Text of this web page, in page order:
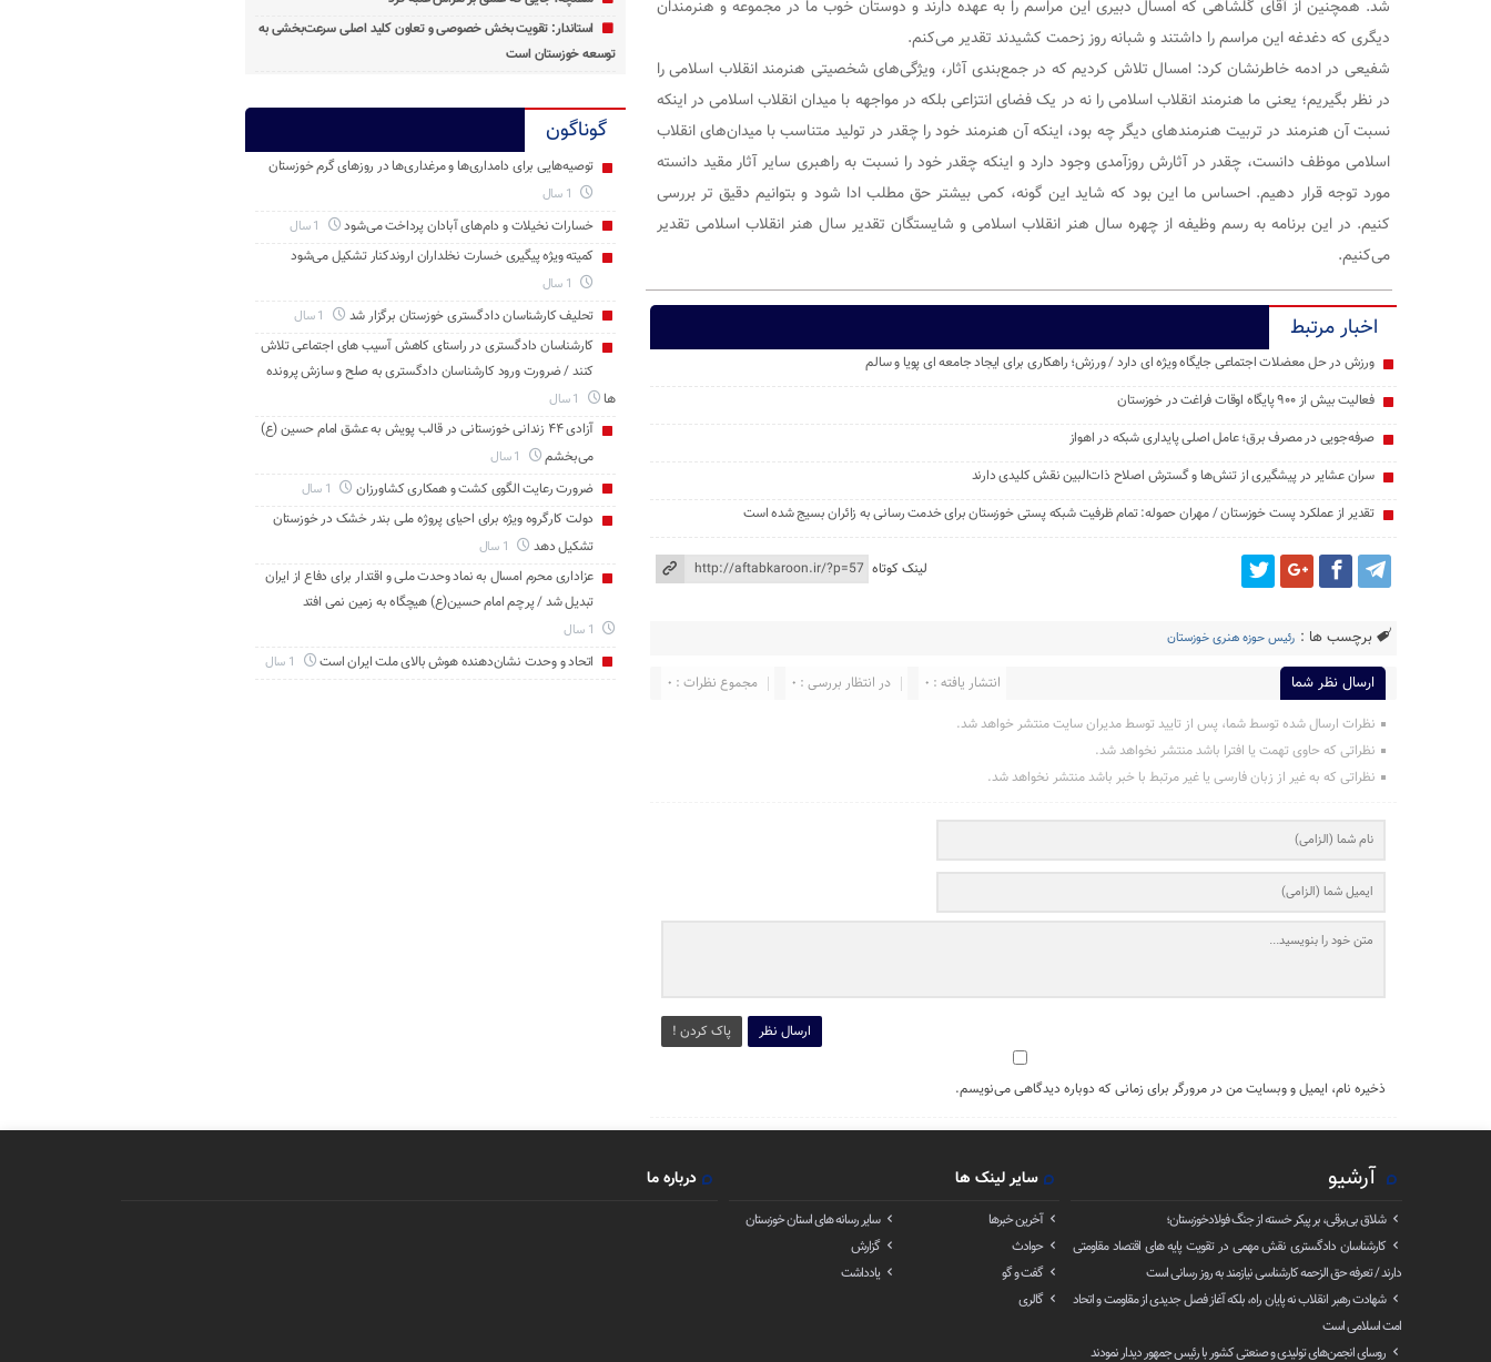
شد. همچنین از آقای گلشاهی که امسال دبیری این مراسم را به عهده دارند و دوستان خوب ما در مجموعه و هنرمندان
دیگری که دغدغه این مراسم را داشتند و شبانه روز زحمت کشیدند تقدیر می‌کنم.
شفیعی در ادمه خاطرنشان کرد: امسال تلاش کردیم که در جمع‌بندی آثار، ویژگی‌های شخصیتی هنرمند انقلاب اسلامی را
در نظر بگیریم؛ یعنی ما هنرمند انقلاب اسلامی را نه در یک فضای انتزاعی بلکه در مواجهه با میدان انقلاب اسلامی در اینکه
نسبت آن هنرمند در تربیت هنرمندهای دیگر چه بود، اینکه آن هنرمند خود را چقدر در تولید متناسب با میدان‌های انقلاب
اسلامی موظف دانست، چقدر در آثارش روزآمدی وجود دارد و اینکه چقدر خود را نسبت به راهبری سایر آثار مقید دانسته
مورد توجه قرار دهیم. احساس ما این بود که شاید این گونه، کمی بیشتر حق مطلب ادا شود و بتوانیم دقیق تر بررسی
کنیم. در این برنامه به رسم وظیفه از چهره سال هنر انقلاب اسلامی و شایستگان تقدیر سال هنر انقلاب اسلامی تقدیر
می‌کنیم.
اخبار مرتبط
ورزش در حل معضلات اجتماعی جایگاه ویژه ای دارد / ورزش؛ راهکاری برای ایجاد جامعه ‌ای پویا و سالم
فعالیت بیش از ۹۰۰ پایگاه اوقات فراغت در خوزستان
صرفه‌جویی در مصرف برق؛ عامل اصلی پایداری شبکه در اهواز
سران عشایر در پیشگیری از تنش‌ها و گسترش اصلاح ذات‌البین نقش کلیدی دارند
تقدیر از عملکرد پست خوزستان / مهران حموله: تمام ظرفیت‌ شبکه پستی خوزستان برای خدمت ‌رسانی به زائران بسیج شده است
لینک کوتاه
برچسب ها : رئیس حوزه هنری خوزستان
ارسال نظر شما مجموع نظرات : 0 در انتظار بررسی : 0 انتشار یافته : 0
نظرات ارسال شده توسط شما، پس از تایید توسط مدیران سایت منتشر خواهد شد.
نظراتی که حاوی تهمت یا افترا باشد منتشر نخواهد شد.
نظراتی که به غیر از زبان فارسی یا غیر مرتبط با خبر باشد منتشر نخواهد شد.
ارسال نظر پاک کردن !
ذخیره نام، ایمیل و وبسایت من در مرورگر برای زمانی که دوباره دیدگاهی می‌نویسم.
استاندار: تقویت بخش خصوصی و تعاون کلید اصلی سرعت‌بخشی به
توسعه خوزستان است
گوناگون
توصیه‌هایی برای دامداری‌ها و مرغداری‌ها در روزهای گرم خوزستان
خسارات نخیلات و دام‌های آبادان پرداخت می‌شود
کمیته ویژه پیگیری خسارت نخلداران اروندکنار تشکیل می‌شود
تحلیف کارشناسان دادگستری خوزستان برگزار شد
کارشناسان دادگستری در راستای کاهش آسیب های اجتماعی تلاش
کنند / ضرورت ورود کارشناسان دادگستری به صلح و سازش پرونده
ها
آزادی ۴۴ زندانی خوزستانی در قالب پویش به عشق امام حسین (ع)
می‌بخشم
ضرورت رعایت الگوی کشت و همکاری کشاورزان
دولت کارگروه ویژه برای احیای پروژه ملی بندر خشک در خوزستان
تشکیل دهد
عزاداری محرم امسال به نماد وحدت ملی و اقتدار برای دفاع از ایران
تبدیل شد / پرچم امام حسین(ع) هیچگاه به زمین نمی افتد
اتحاد و وحدت نشان‌دهنده هوش بالای ملت ایران است
آرشیو
شلاق‌ بی‌برقی، بر پیکر خسته‌ از جنگ فولادخوزستان؛
کارشناسان دادگستری نقش مهمی در تقویت پایه های اقتصاد مقاومتی
دارند / تعرفه حق الزحمه کارشناسی نیازمند به روز رسانی است
شهادت رهبر انقلاب نه پایان راه، بلکه آغاز فصل جدیدی از مقاومت و اتحاد
امت اسلامی است
روسای انجمن‌های تولیدی و صنعتی کشور با رئیس جمهور دیدار نمودند
سایر لینک ها
آخرین خبرها
سایر رسانه های استان خوزستان
حوادث
گزارش
گفت و گو
یادداشت
گالری
درباره ما